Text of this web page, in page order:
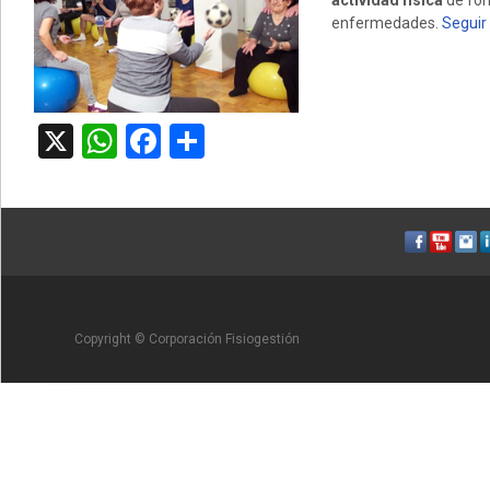
X WhatsApp
Facebook
enfermedades. Seguir
Copyright © Corporación Fisiogestión